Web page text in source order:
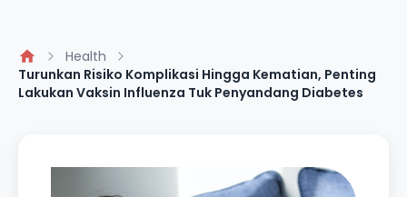
Health
Turunkan Risiko Komplikasi Hingga Kematian, Penting
Lakukan Vaksin Influenza Tuk Penyandang Diabetes